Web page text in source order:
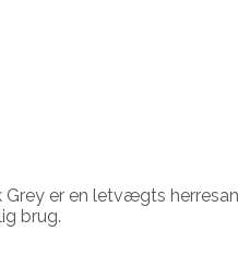
Grey er en letvægts
brug.